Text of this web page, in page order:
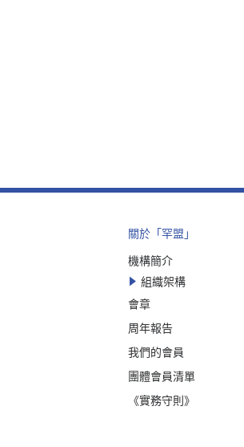
關於「罕盟」
機構簡介
組織架構
會章
周年報告
我們的會員
團體會員清單
《實務守則》